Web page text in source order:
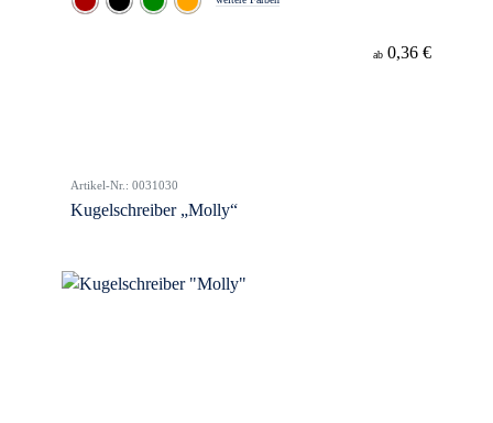
ab 0,36 €
Artikel-Nr.: 0031030
Kugelschreiber „Molly“